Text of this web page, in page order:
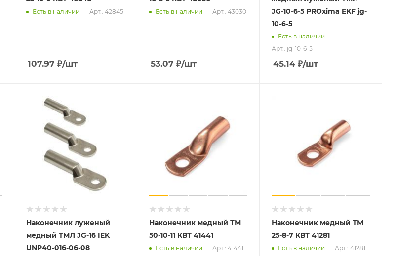
Есть в наличии Арт.: 42845
107.97 ₽/шт
Есть в наличии Арт.: 43030
53.07 ₽/шт
JG-10-6-5 PROxima EKF jg-
10-6-5
Есть в наличии
Арт.: jg-10-6-5
45.14₽/шт
Наконечник луженый
медный ТМЛ JG-16 IEK
UNP40-016-06-08
Наконечник медный ТМ
50-10-11 КВТ 41441
Есть в наличии Арт.: 41441
Наконечник медный ТМ
25-8-7 КВТ 41281
Есть в наличии Арт.: 41281